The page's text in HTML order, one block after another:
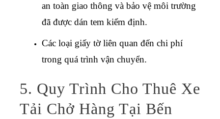
an toàn giao thông và bảo vệ môi trường
đã được dán tem kiểm định.
Các loại giấy tờ liên quan đến chi phí
trong quá trình vận chuyển.
5. Quy Trình Cho Thuê Xe
Tải Chở Hàng Tại Bến